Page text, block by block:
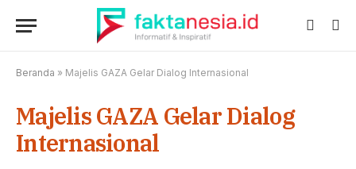
Beranda » Majelis GAZA Gelar Dialog Internasional
Majelis GAZA Gelar Dialog
Internasional